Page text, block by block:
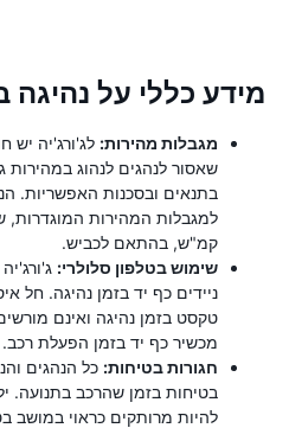
מידע כללי על נהיגה
מגבלות מהירות: לג'ורג'יה יש
שאסור לנהגים לנהוג במהירות
בתנאים ובסכנות האפשריות.
קמ"ש, בהתאם לכביש.
שימוש בטלפון סלולרי:
ניידים כף יד בזמן נהיגה. חל
טקסט בזמן נהיגה ואינם
מכשיר כף יד בזמן הפעלת רכב.
חגורות בטיחות: כל הנהגים
להיות מרותקים כראוי במושב